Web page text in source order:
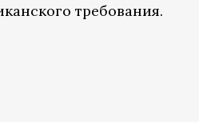
требования.